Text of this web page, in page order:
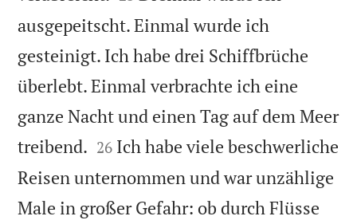
ausgepeitscht. Einmal wurde ich
gesteinigt. Ich habe drei Schiffbrüche
überlebt. Einmal verbrachte ich eine
ganze Nacht und einen Tag auf dem Meer
treibend. 

26 Ich habe viele beschwerliche
Reisen unternommen und war unzählige
Male in großer Gefahr: ob durch Flüsse